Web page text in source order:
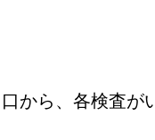
から、各検査